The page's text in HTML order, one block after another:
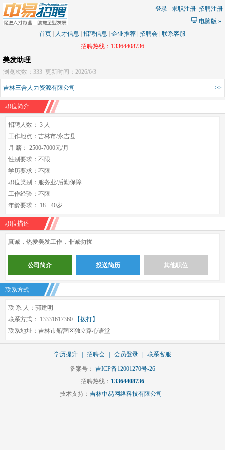
登录 求职注册 招聘注册
电脑版 »
首页
人才信息 招聘信息 企业推荐 招聘会 联系客服
招聘热线：13364408736
美发助理
浏览次数：333 更新时间：2026/6/3
>>
吉林三合人力资源有限公司
职位简介
招聘人数： 3 人
工作地点：吉林市/永吉县
月 薪： 2500-7000元/月
性别要求：不限
学历要求：不限
职位类别：服务业/后勤保障
工作经验：不限
年龄要求： 18 - 40岁
职位描述
真诚，热爱美发工作，非诚勿扰
公司简介 投送简历 其他职位
联系方式
联 系 人：郭建明
联系方式： 13331617360
【拨打】
联系地址：吉林市船营区独立路心语堂
学历提升 招聘会 会员登录 联系客服
备案号： 吉ICP备12001270号-26
招聘热线： 13364408736
技术支持： 吉林中易网络科技有限公司